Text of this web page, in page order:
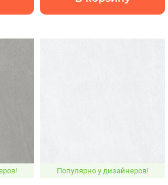
Популярно у дизайнеров!